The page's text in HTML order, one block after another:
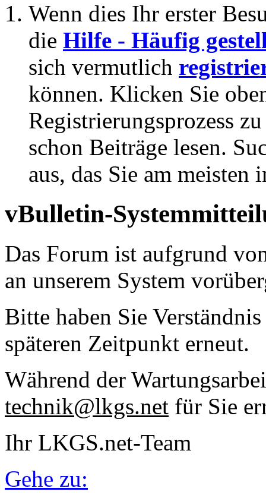
Wenn dies Ihr erster
die Hilfe - Häufig
sich vermutlich
können. Klicken Sie
Registrierungsprozess
schon Beiträge lesen.
aus, das Sie am meisten
vBulletin-
Das Forum ist aufgrund
an unserem System
Bitte haben Sie
späteren Zeitpunkt erneut.
Während der
technik@lkgs.net für Sie
Ihr LKGS.net-Team
Gehe zu: